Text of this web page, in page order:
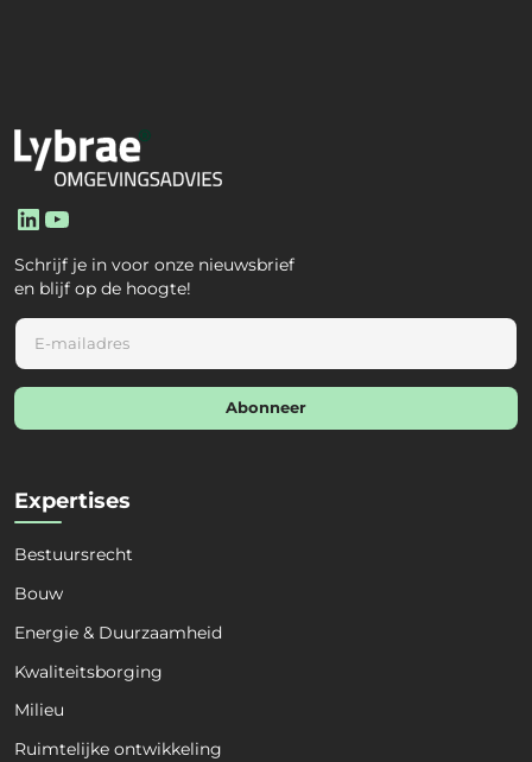
LinkedIn
Schrijf je in voor onze nieuwsbrief
en blijf op de hoogte!
E
a
i
l
Abonneer
Expertises
Bestuursrecht
Bouw
Energie & Duurzaamheid
Kwaliteitsborging
Milieu
Ruimtelijke ontwikkeling